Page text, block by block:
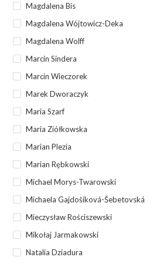
Magdalena Bis
Magdalena Wójtowicz-Deka
Magdalena Wolff
Marcin Sindera
Marcin Wieczorek
Marek Dworaczyk
Maria Szarf
Maria Ziółkowska
Marian Plezia
Marian Rębkowski
Michael Morys-Twarowski
Michaela Gajdošíková-Šebetovská
Mieczysław Rościszewski
Mikołaj Jarmakowski
Natalia Dziadura